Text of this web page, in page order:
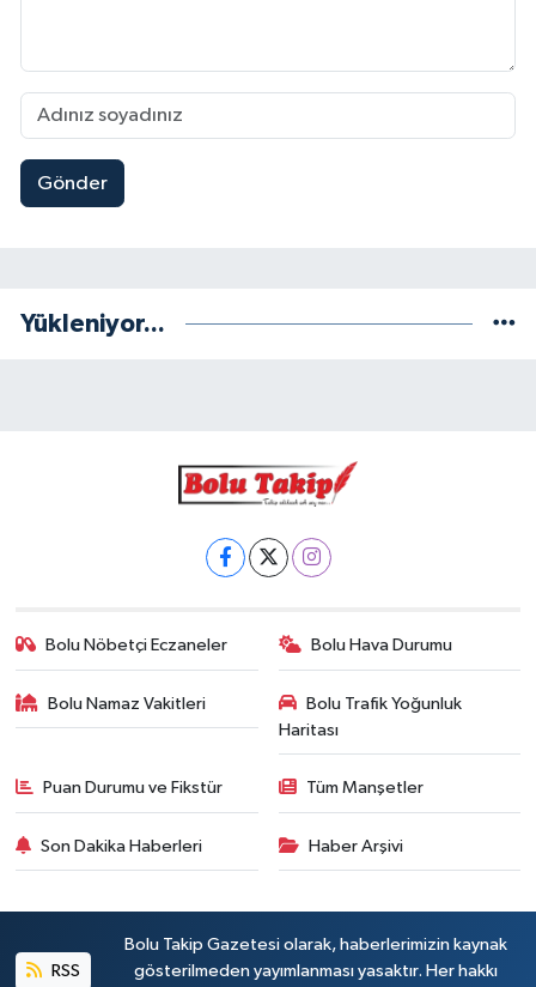
Gönder
Yükleniyor...
Bolu Nöbetçi Eczaneler Bolu Hava Durumu
Bolu Namaz Vakitleri
Bolu Trafik Yoğunluk
Haritası
Puan Durumu ve Fikstür Tüm Manşetler
Son Dakika Haberleri Haber Arşivi
RSS
Bolu Takip Gazetesi olarak, haberlerimizin kaynak
gösterilmeden yayımlanması yasaktır. Her hakkı